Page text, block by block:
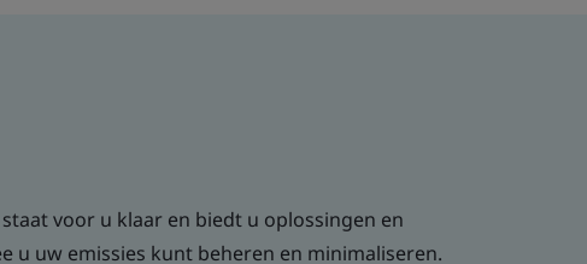
voor u klaar en biedt u oplossingen en
u uw emissies kunt beheren en minimaliseren.